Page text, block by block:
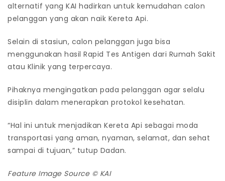
alternatif yang KAI hadirkan untuk kemudahan calon
pelanggan yang akan naik Kereta Api.
Selain di stasiun, calon pelanggan juga bisa
menggunakan hasil Rapid Tes Antigen dari Rumah Sakit
atau Klinik yang terpercaya.
Pihaknya mengingatkan pada pelanggan agar selalu
disiplin dalam menerapkan protokol kesehatan.
“Hal ini untuk menjadikan Kereta Api sebagai moda
transportasi yang aman, nyaman, selamat, dan sehat
sampai di tujuan,” tutup Dadan.
Feature Image Source © KAI